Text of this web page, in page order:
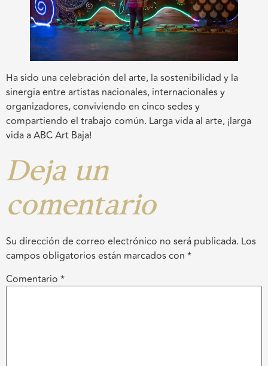
Ha sido una celebración del arte, la sostenibilidad y la
sinergia entre artistas nacionales, internacionales y
organizadores, conviviendo en cinco sedes y
compartiendo el trabajo común. Larga vida al arte, ¡larga
vida a ABC Art Baja!
Deja un
comentario
Su dirección de correo electrónico no será publicada. Los
campos obligatorios están marcados con *
Comentario *